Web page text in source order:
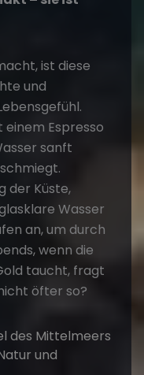
ist diese
und
Espresso
sanft
der Küste,
Wasser
an, um durch
wenn die
taucht, fragt
öfter so?